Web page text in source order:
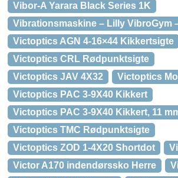
Vibor-A Yarara Black Series 1K
Vibrationsmaskine – Lilly VibroGym
Victoptics AGN 4-16×44 Kikkertsigte
Victoptics CRL Rødpunktsigte
Victoptics JAV 4X32
Victoptics
Victoptics PAC 3-9X40 Kikkert
Victoptics PAC 3-9X40 Kikkert, 11
Victoptics TMC Rødpunktsigte
Victoptics ZOD 1-4X20 Shortdot
Victor A170 indendørssko Herre